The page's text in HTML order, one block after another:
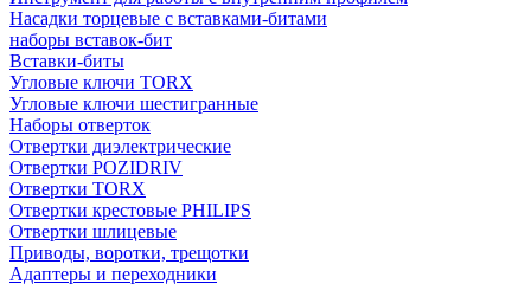
Насадки торцевые с вставками-битами
наборы вставок-бит
Вставки-биты
Угловые ключи TORX
Угловые ключи шестигранные
Наборы отверток
Отвертки диэлектрические
Отвертки POZIDRIV
Отвертки TORX
Отвертки крестовые PHILIPS
Отвертки шлицевые
Приводы, воротки, трещотки
Адаптеры и переходники